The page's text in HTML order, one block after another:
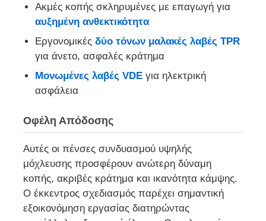
πτυχώνοντας πένσες
Ελκονικές πέντες
Εργαλεία με ηλιακή ακτινοβολία
Σφραγίδες για τις αρθρώσεις των αυλών
Ακμές κοπής σκληρυμένες με επαγωγή για
αυξημένη ανθεκτικότητα
Εργονομικέςδύο τόνων μαλακές λαβές TPR
για άνετο, ασφαλές κράτημα
Μονωμένες λαβές VDE για ηλεκτρική
ασφάλεια
Οφέλη Απόδοσης
Αυτές οι πένσες συνδυασμού υψηλής
μόχλευσης προσφέρουν ανώτερη δύναμη
κοπής, ακριβές κράτημα και ικανότητα κάμψης.
Ο έκκεντρος σχεδιασμός παρέχει σημαντική
εξοικονόμηση εργασίας διατηρώντας